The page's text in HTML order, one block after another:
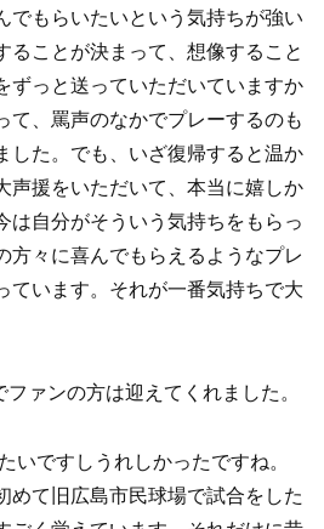
でもらいたいという気持ちが強い
ることが決まって、想像すること
ずっと送っていただいていますか
て、罵声のなかでプレーするのも
した。でも、いざ復帰すると温か
声援をいただいて、本当に嬉しか
は自分がそういう気持ちをもらっ
方々に喜んでもらえるようなプレ
ています。それが一番気持ちで大
ァンの方は迎えてくれました。
いですしうれしかったですね。
めて旧広島市民球場で試合をした